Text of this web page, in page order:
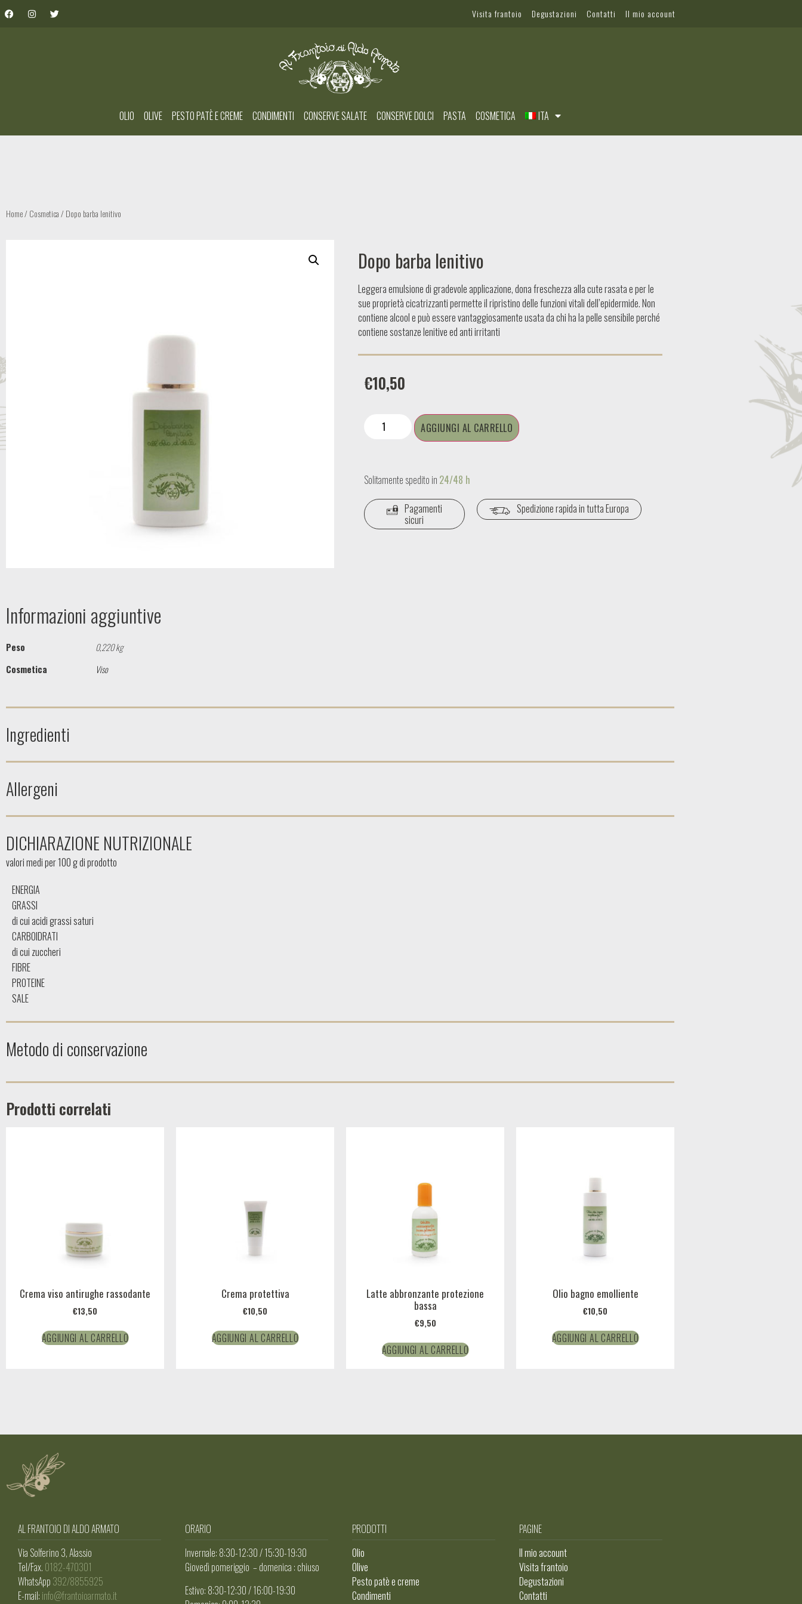
Visita frantoio Degustazioni Contatti Il mio account
OLIO OLIVE PESTO PATÈ E CREME CONDIMENTI CONSERVE SALATE CONSERVE DOLCI PASTA COSMETICA ITA
Home/Cosmetica/ Dopo barba lenitivo
Dopo barba lenitivo
Leggera emulsione di gradevole applicazione, dona freschezza alla cute rasata e per le
sue proprietà cicatrizzanti permette il ripristino delle funzioni vitali dell’epidermide. Non
contiene alcool e può essere vantaggiosamente usata da chi ha la pelle sensibile perché
contiene sostanze lenitive ed anti irritanti
€10,50
AGGIUNGI AL CARRELLO
Solitamente spedito in 24/48 h
Pagamenti
sicuri
Spedizione rapida in tutta Europa
Informazioni aggiuntive
Peso
0,220 kg
Cosmetica
Viso
Ingredienti
Allergeni
DICHIARAZIONE NUTRIZIONALE
valori medi per 100 g di prodotto
ENERGIA
GRASSI
di cui acidi grassi saturi
CARBOIDRATI
di cui zuccheri
FIBRE
PROTEINE
SALE
Metodo di conservazione
Prodotti correlati
Crema viso antirughe rassodante
€13,50
AGGIUNGI AL CARRELLO
Crema protettiva
€10,50
AGGIUNGI AL CARRELLO
Latte abbronzante protezione
bassa
€9,50
AGGIUNGI AL CARRELLO
Olio bagno emolliente
€10,50
AGGIUNGI AL CARRELLO
AL FRANTOIO DI ALDO ARMATO
Via Solferino 3, Alassio
Tel/Fax. 0182-470301
WhatsApp 392/8855925
E-mail: info@frantoioarmato.it
ORARIO
Invernale: 8:30-12:30 / 15:30-19:30
Giovedì pomeriggio – domenica : chiuso
Estivo: 8:30-12:30 / 16:00-19:30
PRODOTTI
Olio
Olive
Pesto patè e creme
Condimenti
PAGINE
Il mio account
Visita frantoio
Degustazioni
Contatti